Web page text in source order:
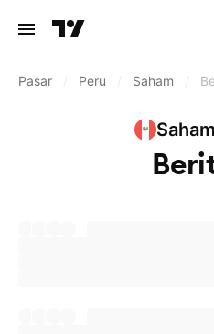
Pasar Peru Saham
Saham